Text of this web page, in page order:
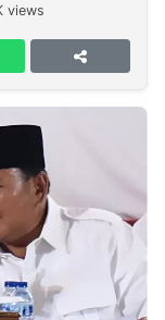
views